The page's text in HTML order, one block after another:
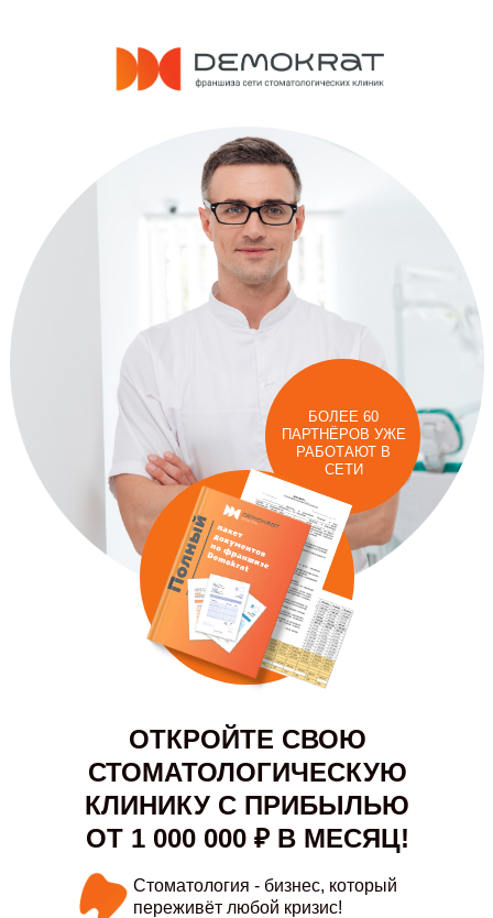
ОТКРОЙТЕ СВОЮ
СТОМАТОЛОГИЧЕСКУЮ
КЛИНИКУ С ПРИБЫЛЬЮ
ОТ 1 000 000 ₽ В МЕСЯЦ!
Стоматология - бизнес, который
переживёт любой кризис!
БОЛЕЕ 60
ПАРТНЁРОВ УЖЕ
РАБОТАЮТ В
СЕТИ